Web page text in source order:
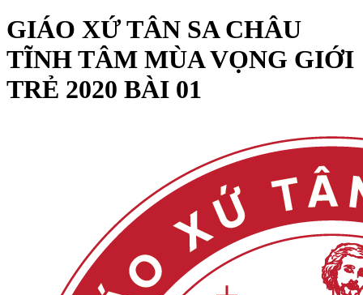
GIÁO XỨ TÂN SA CHÂU
TĨNH TÂM MÙA VỌNG GIỚI
TRẺ 2020 BÀI 01